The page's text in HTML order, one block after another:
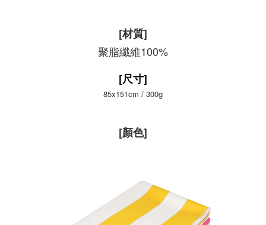
[材質]
聚脂纖維100%
[尺寸]
85x151cm / 300g
[顏色]